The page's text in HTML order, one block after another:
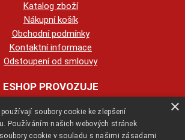
Katalog zboží
Nákupní košík
Obchodní podmínky
Kontaktní informace
Odstoupení od smlouvy
ESHOP PROVOZUJE
123KRBY s.r.o.
×
soubory cookie ke zlepšení
Používáním našich webových stránek
cookie v souladu s našimi zásadami